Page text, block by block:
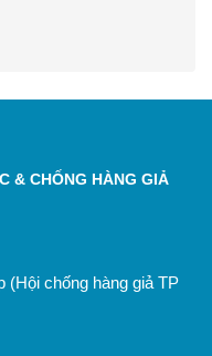
& CHỐNG HÀNG GIẢ
(Hội chống hàng giả TP